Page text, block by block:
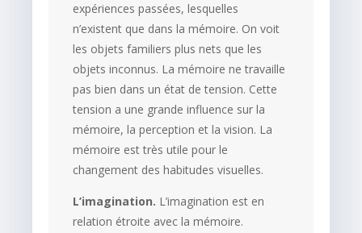
expériences passées, lesquelles
n’existent que dans la mémoire. On voit
les objets familiers plus nets que les
objets inconnus. La mémoire ne travaille
pas bien dans un état de tension. Cette
tension a une grande influence sur la
mémoire, la perception et la vision. La
mémoire est très utile pour le
changement des habitudes visuelles.
L’imagination. L’imagination est en
relation étroite avec la mémoire.